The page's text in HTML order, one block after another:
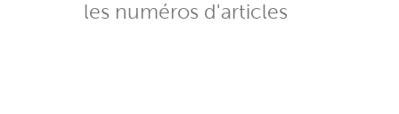
les numéros d'articles